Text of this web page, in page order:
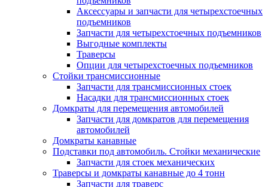
Аксессуары и запчасти для четырехстоечных
подъемников
Запчасти для четырехстоечных подъемников
Выгодные комплекты
Траверсы
Опции для четырехстоечных подъемников
Стойки трансмиссионные
Запчасти для трансмиссионных стоек
Насадки для трансмиссионных стоек
Домкраты для перемещения автомобилей
Запчасти для домкратов для перемещения
автомобилей
Домкраты канавные
Подставки под автомобиль. Стойки механические
Запчасти для стоек механических
Траверсы и домкраты канавные до 4 тонн
Запчасти для траверс